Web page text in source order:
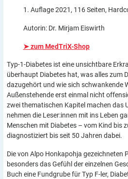
1. Auflage 2021, 116 Seiten,
Autorin: Dr. Mirjam Eiswirth
➤ zum MedTriX-Shop
Typ-1-Diabetes ist eine unsichtbare
überhaupt Diabetes hat, was alles zum
dazugehört und wie sich schwankende
Außenstehende erst einmal nicht
zwei thematischen Kapitel machen das
nehmen die Leser:innen mit ins Leben
Menschen mit Diabetes – vom Kind bis
diagnostiziert bis seit 50 Jahren dabei.
Die von Alpo Honkapohja gezeichneten
besonders das Gefühl der einzelnen
Buch eine Fundgrube für Typ F-ler,